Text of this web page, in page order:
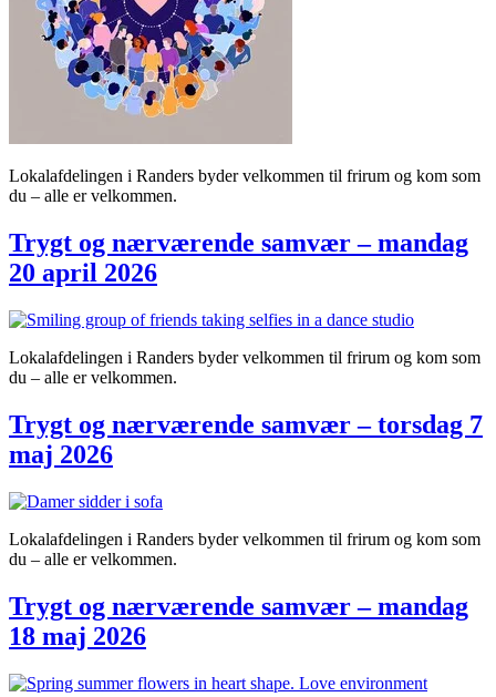
Lokalafdelingen i Randers byder velkommen til frirum og kom som
du – alle er velkommen.
Trygt og nærværende samvær – mandag
20 april 2026
Lokalafdelingen i Randers byder velkommen til frirum og kom som
du – alle er velkommen.
Trygt og nærværende samvær – torsdag 7
maj 2026
Lokalafdelingen i Randers byder velkommen til frirum og kom som
du – alle er velkommen.
Trygt og nærværende samvær – mandag
18 maj 2026